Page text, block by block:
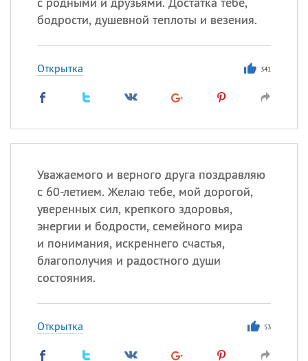
бодрости, душевной теплоты и везения.
Открытка 341
Уважаемого и верного друга поздравляю
с 60-летием. Желаю тебе, мой дорогой,
уверенных сил, крепкого здоровья,
энергии и бодрости, семейного мира
и понимания, искреннего счастья,
благополучия и радостного души
состояния.
Открытка 53
ИМЕНА
Все
Сегодня празднуют именины
Александр Макар
происхождение